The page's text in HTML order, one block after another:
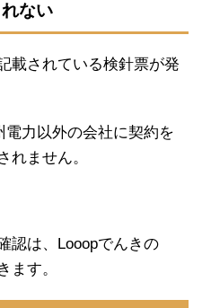
ない
載されている検針票が発
電力以外の会社に契約を
れません。
認は、Looopでんきの
ます。